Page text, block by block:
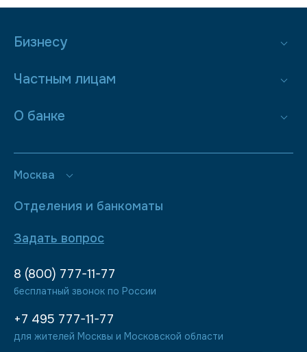
Бизнесу
Частным лицам
О банке
Москва
Отделения и банкоматы
Задать вопрос
8 (800) 777-11-77
бесплатный звонок по России
+7 495 777-11-77
для жителей Москвы и Московской области